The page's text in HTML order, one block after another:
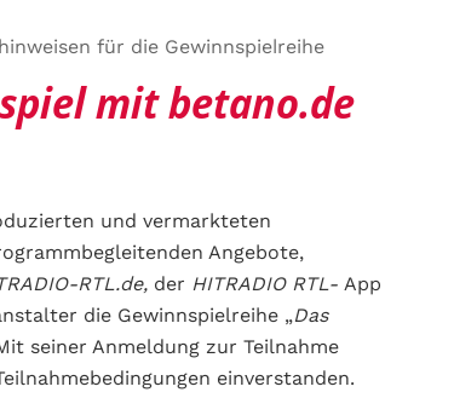
für die Gewinnspielreihe
mit betano.de
und vermarkteten
Angebote,
RTL.de,der HITRADIO RTL- App
die Gewinnspielreihe „Das
seiner Anmeldung zur Teilnahme
einverstanden.